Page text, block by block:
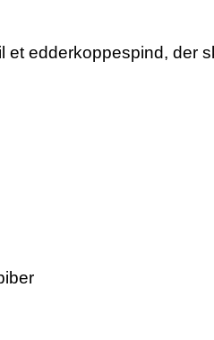
et edderkoppespind, der